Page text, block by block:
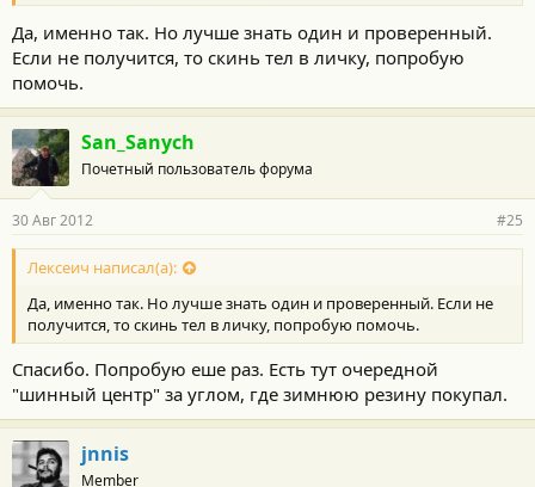
Да, именно так. Но лучше знать один и проверенный.
Если не получится, то скинь тел в личку, попробую
помочь.
San_Sanych
Почетный пользователь форума
30 Авг 2012 #25
Лексеич написал(а):
Да, именно так. Но лучше знать один и проверенный. Если не
получится, то скинь тел в личку, попробую помочь.
Спасибо. Попробую еше раз. Есть тут очередной
"шинный центр" за углом, где зимнюю резину покупал.
jnnis
Member